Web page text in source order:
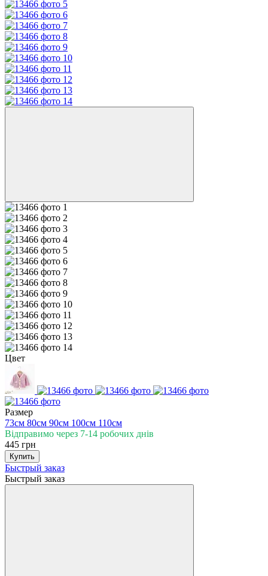
Цвет
Размер
73см 80см 90см 100см 110см
Відправимо через 7-14 робочих днів
445 грн
Купить
Быстрый заказ
Быстрый заказ